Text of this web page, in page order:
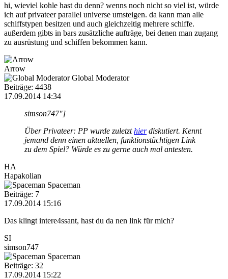
hi, wieviel kohle hast du denn? wenns noch nicht so viel ist, würde
ich auf privateer parallel universe umsteigen. da kann man alle
schiffstypen besitzen und auch gleichzeitig mehrere schiffe.
außerdem gibts in bars zusätzliche aufträge, bei denen man zugang
zu ausrüstung und schiffen bekommen kann.
Arrow
Global Moderator
Beiträge: 4438
17.09.2014 14:34
simson747"]
Über Privateer: PP wurde zuletzthierdiskutiert. Kennt
jemand denn einen aktuellen, funktionstüchtigen Link
zu dem Spiel? Würde es zu gerne auch mal antesten.
HA
Hapakolian
Spaceman
Beiträge: 7
17.09.2014 15:16
Das klingt intere4ssant, hast du da nen link für mich?
SI
simson747
Spaceman
Beiträge: 32
17.09.2014 15:22